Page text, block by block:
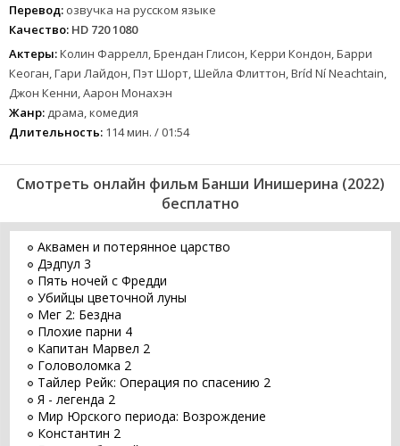
Перевод: озвучка на русском языке
Качество: HD 720 1080
Актеры:Колин Фаррелл, Брендан Глисон, Керри Кондон, Барри
Кеоган, Гари Лайдон, Пэт Шорт, Шейла Флиттон, Bríd Ní Neachtain,
Джон Кенни, Аарон Монахэн
Жанр: драма, комедия
Длительность: 114 мин. / 01:54
Смотреть онлайн фильм Банши Инишерина (2022)
бесплатно
Аквамен и потерянное царство
Дэдпул 3
Пять ночей с Фредди
Убийцы цветочной луны
Мег 2: Бездна
Плохие парни 4
Капитан Марвел 2
Головоломка 2
Тайлер Рейк: Операция по спасению 2
Я - легенда 2
Мир Юрского периода: Возрождение
Константин 2